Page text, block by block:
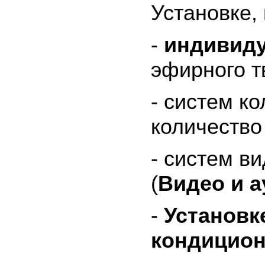
-
эфирного
- систем
- систем
(Видео и
-